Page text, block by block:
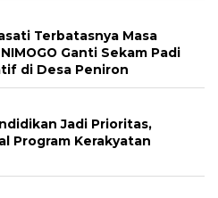
Terbatasnya Masa
Ganti Sekam Padi
di Desa Peniron
Jadi Prioritas,
Program Kerakyatan